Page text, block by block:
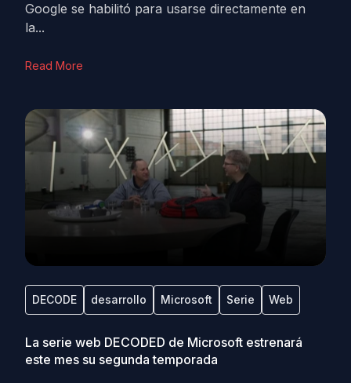
Google se habilitó para usarse directamente en
la...
Read More
DECODE desarrollo Microsoft Serie Web
La serie web DECODED de Microsoft estrenará
este mes su segunda temporada